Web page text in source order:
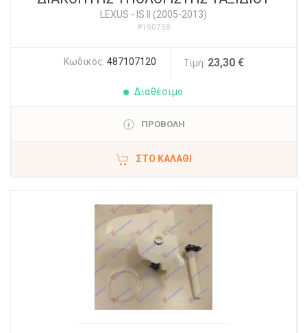
LEXUS - IS II (2005-2013)
#190758
Κωδικός: 487107120 Τιμή: 23,30 €
Διαθέσιμο
ΠΡΟΒΟΛΗ
ΣΤΟ ΚΑΛΆΘΙ